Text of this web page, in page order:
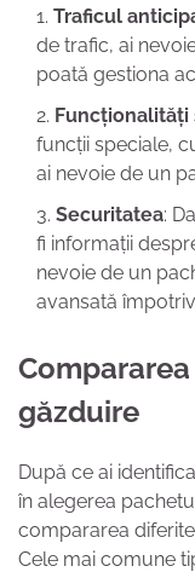
Traficul
de trafic, ai
poată gestiona
Funcționalități
funcții speciale,
ai nevoie de un
Securitatea:
fi informații
nevoie de un
avansată
găzduire
După ce ai
în alegerea
compararea
Cele mai comune